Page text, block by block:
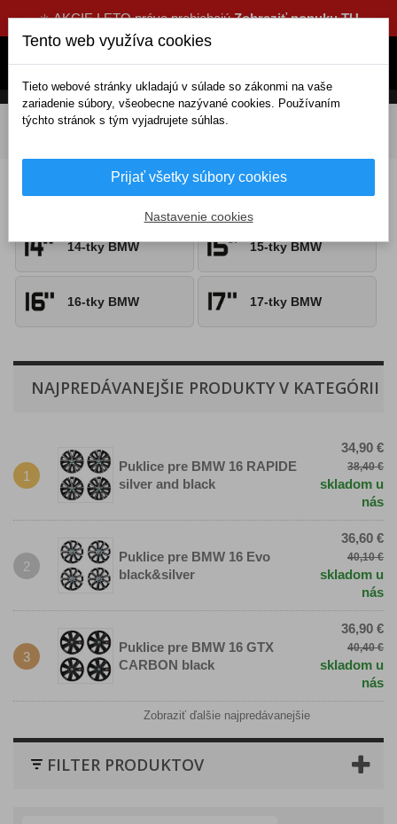
☀️ AKCIE LETO práve prebiehajúZobraziť ponuku TU
DOMOV Exteriérové doplnky
Puklice BMW
14-tky BMW 15-tky BMW
16-tky BMW 17-tky BMW
NAJPREDÁVANEJŠIE PRODUKTY V KATEGÓRII
1
Puklice pre BMW 16 RAPIDE
silver and black
34,90 €
38,40 €
skladom u
nás
2
Puklice pre BMW 16 Evo
black&silver
36,60 €
40,10 €
skladom u
nás
3
Puklice pre BMW 16 GTX
CARBON black
36,90 €
40,40 €
skladom u
nás
Zobraziť ďalšie najpredávanejšie
FILTER PRODUKTOV
Tento web využíva cookies
Tieto webové stránky ukladajú v súlade so zákonmi na vaše
zariadenie súbory, všeobecne nazývané cookies. Používaním
týchto stránok s tým vyjadrujete súhlas.
Prijať všetky súbory cookies
Nastavenie cookies